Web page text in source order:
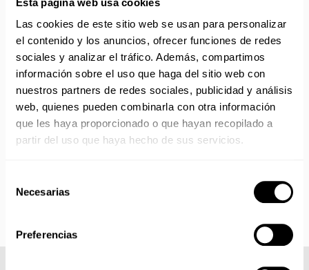
Las cookies de este sitio web se usan para personalizar
el contenido y los anuncios, ofrecer funciones de redes
sociales y analizar el tráfico. Además, compartimos
información sobre el uso que haga del sitio web con
nuestros partners de redes sociales, publicidad y análisis
web, quienes pueden combinarla con otra información
que les haya proporcionado o que hayan recopilado a
partir del uso que haya hecho de sus servicios.
Necesarias
Preferencias
No realizamos envíos del 10 al 21 de agosto.
Reanudamos envíos el día 24 de agosto para productos
con disponibilidad 24/48 horas.
Si adquieres productos con distinto plazo de entrega, el
pedido se envía cuando está completo.
Los productos sin disponibilidad 24 horas serán servidos a
partir de la fecha indicada en cada producto según fábrica.
IMPORTANTE PERSONALIZACIONES: EL taller de